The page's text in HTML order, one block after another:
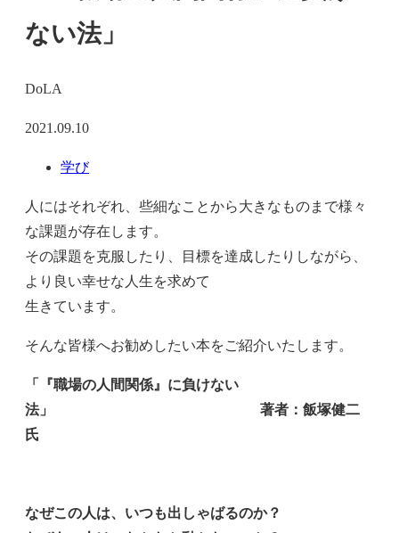
ない法」
DoLA
2021.09.10
学び
人にはそれぞれ、些細なことから大きなものまで様々
な課題が存在します。
その課題を克服したり、目標を達成したりしながら、
より良い幸せな人生を求めて
生きています。
そんな皆様へお勧めしたい本をご紹介いたします。
「『職場の人間関係』に負けない
法」 著者：飯塚健二
氏
なぜこの人は、いつも出しゃばるのか？